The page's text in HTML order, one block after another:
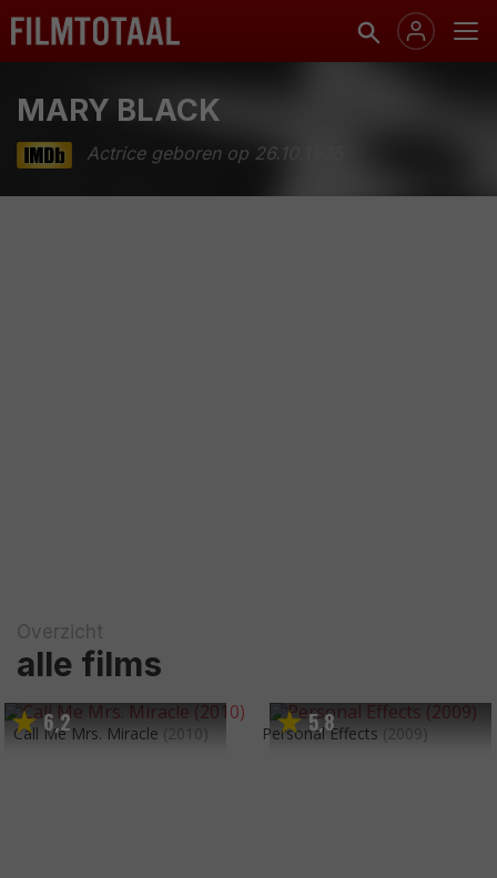
MARY BLACK
Actrice geboren op 26.10.1935
Overzicht
alle films
6,2
Call Me Mrs. Miracle (2010) 5,8
Personal Effects (2009)